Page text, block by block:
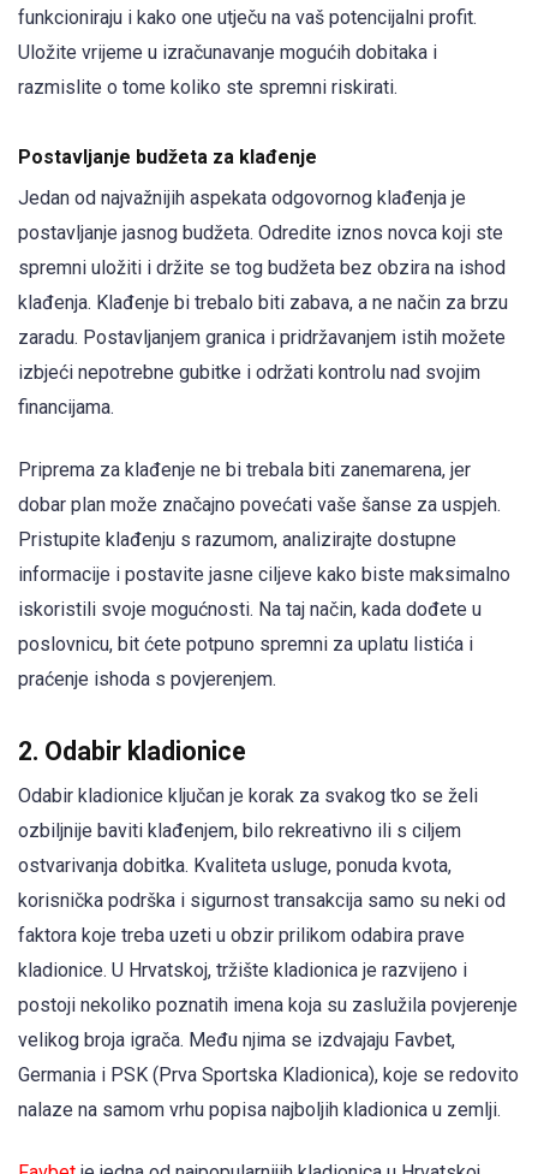
funkcioniraju i kako one utječu na vaš potencijalni profit.
Uložite vrijeme u izračunavanje mogućih dobitaka i
razmislite o tome koliko ste spremni riskirati.
Postavljanje budžeta za klađenje
Jedan od najvažnijih aspekata odgovornog klađenja je
postavljanje jasnog budžeta. Odredite iznos novca koji ste
spremni uložiti i držite se tog budžeta bez obzira na ishod
klađenja. Klađenje bi trebalo biti zabava, a ne način za brzu
zaradu. Postavljanjem granica i pridržavanjem istih možete
izbjeći nepotrebne gubitke i održati kontrolu nad svojim
financijama.
Priprema za klađenje ne bi trebala biti zanemarena, jer
dobar plan može značajno povećati vaše šanse za uspjeh.
Pristupite klađenju s razumom, analizirajte dostupne
informacije i postavite jasne ciljeve kako biste maksimalno
iskoristili svoje mogućnosti. Na taj način, kada dođete u
poslovnicu, bit ćete potpuno spremni za uplatu listića i
praćenje ishoda s povjerenjem.
2. Odabir kladionice
Odabir kladionice ključan je korak za svakog tko se želi
ozbiljnije baviti klađenjem, bilo rekreativno ili s ciljem
ostvarivanja dobitka. Kvaliteta usluge, ponuda kvota,
korisnička podrška i sigurnost transakcija samo su neki od
faktora koje treba uzeti u obzir prilikom odabira prave
kladionice. U Hrvatskoj, tržište kladionica je razvijeno i
postoji nekoliko poznatih imena koja su zaslužila povjerenje
velikog broja igrača. Među njima se izdvajaju Favbet,
Germania i PSK (Prva Sportska Kladionica), koje se redovito
nalaze na samom vrhu popisa najboljih kladionica u zemlji.